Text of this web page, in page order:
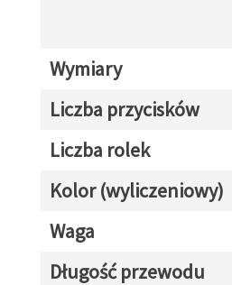
Wymiary
Liczba przycisków
Liczba rolek
Kolor (wyliczeniowy)
Waga
Długość przewodu